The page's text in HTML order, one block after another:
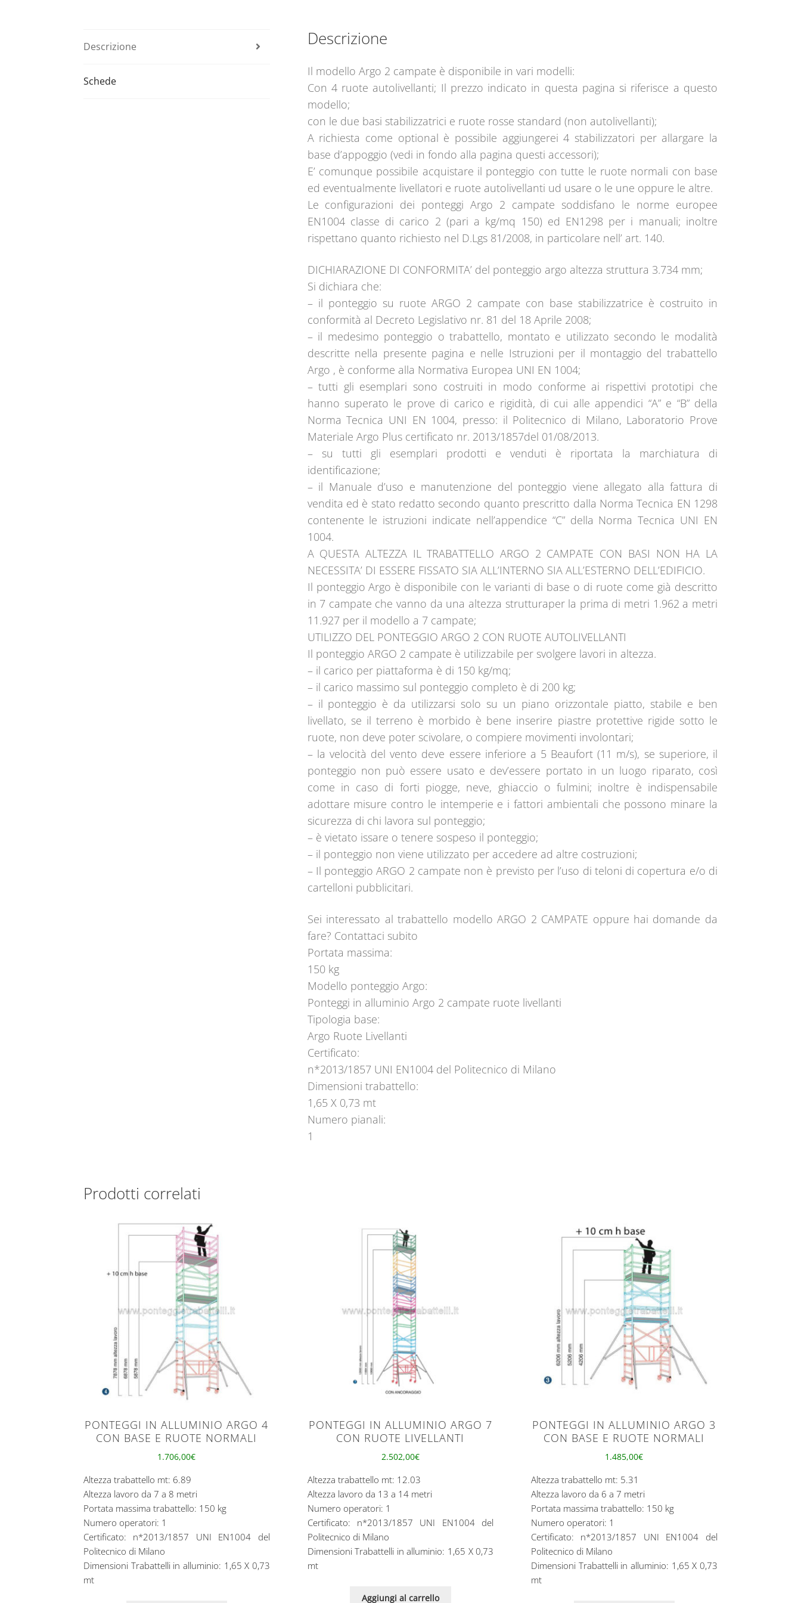
Descrizione
Schede
Descrizione
Il modello Argo 2 campate è disponibile in vari modelli:
Con 4 ruote autolivellanti; Il prezzo indicato in questa pagina si riferisce a questo
modello;
con le due basi stabilizzatrici e ruote rosse standard (non autolivellanti);
A richiesta come optional è possibile aggiungerei 4 stabilizzatori per allargare la
base d’appoggio (vedi in fondo alla pagina questi accessori);
E’ comunque possibile acquistare il ponteggio con tutte le ruote normali con base
ed eventualmente livellatori e ruote autolivellanti ud usare o le une oppure le altre.
Le configurazioni dei ponteggi Argo 2 campate soddisfano le norme europee
EN1004 classe di carico 2 (pari a kg/mq 150) ed EN1298 per i manuali; inoltre
rispettano quanto richiesto nel D.Lgs 81/2008, in particolare nell’ art. 140.
DICHIARAZIONE DI CONFORMITA’ del ponteggio argo altezza struttura 3.734 mm;
Si dichiara che:
– il ponteggio su ruote ARGO 2 campate con base stabilizzatrice è costruito in
conformità al Decreto Legislativo nr. 81 del 18 Aprile 2008;
– il medesimo ponteggio o trabattello, montato e utilizzato secondo le modalità
descritte nella presente pagina e nelle Istruzioni per il montaggio del trabattello
Argo , è conforme alla Normativa Europea UNI EN 1004;
– tutti gli esemplari sono costruiti in modo conforme ai rispettivi prototipi che
hanno superato le prove di carico e rigidità, di cui alle appendici “A” e “B” della
Norma Tecnica UNI EN 1004, presso: il Politecnico di Milano, Laboratorio Prove
Materiale Argo Plus certificato nr. 2013/1857del 01/08/2013.
– su tutti gli esemplari prodotti e venduti è riportata la marchiatura di
identificazione;
– il Manuale d’uso e manutenzione del ponteggio viene allegato alla fattura di
vendita ed è stato redatto secondo quanto prescritto dalla Norma Tecnica EN 1298
contenente le istruzioni indicate nell’appendice “C” della Norma Tecnica UNI EN
1004.
A QUESTA ALTEZZA IL TRABATTELLO ARGO 2 CAMPATE CON BASI NON HA LA
NECESSITA’ DI ESSERE FISSATO SIA ALL’INTERNO SIA ALL’ESTERNO DELL’EDIFICIO.
Il ponteggio Argo è disponibile con le varianti di base o di ruote come già descritto
in 7 campate che vanno da una altezza strutturaper la prima di metri 1.962 a metri
11.927 per il modello a 7 campate;
UTILIZZO DEL PONTEGGIO ARGO 2 CON RUOTE AUTOLIVELLANTI
Il ponteggio ARGO 2 campate è utilizzabile per svolgere lavori in altezza.
– il carico per piattaforma è di 150 kg/mq;
– il carico massimo sul ponteggio completo è di 200 kg;
– il ponteggio è da utilizzarsi solo su un piano orizzontale piatto, stabile e ben
livellato, se il terreno è morbido è bene inserire piastre protettive rigide sotto le
ruote, non deve poter scivolare, o compiere movimenti involontari;
– la velocità del vento deve essere inferiore a 5 Beaufort (11 m/s), se superiore, il
ponteggio non può essere usato e dev’essere portato in un luogo riparato, così
come in caso di forti piogge, neve, ghiaccio o fulmini; inoltre è indispensabile
adottare misure contro le intemperie e i fattori ambientali che possono minare la
sicurezza di chi lavora sul ponteggio;
– è vietato issare o tenere sospeso il ponteggio;
– il ponteggio non viene utilizzato per accedere ad altre costruzioni;
– Il ponteggio ARGO 2 campate non è previsto per l’uso di teloni di copertura e/o di
cartelloni pubblicitari.
Sei interessato al trabattello modello ARGO 2 CAMPATE oppure hai domande da
fare? Contattaci subito
Portata massima:
150 kg
Modello ponteggio Argo:
Ponteggi in alluminio Argo 2 campate ruote livellanti
Tipologia base:
Argo Ruote Livellanti
Certificato:
n*2013/1857 UNI EN1004 del Politecnico di Milano
Dimensioni trabattello:
1,65 X 0,73 mt
Numero pianali:
1
Prodotti correlati
PONTEGGI IN ALLUMINIO ARGO 4
CON BASE E RUOTE NORMALI
1.706,00€
Altezza trabattello mt: 6.89
Altezza lavoro da 7 a 8 metri
Portata massima trabattello: 150 kg
Numero operatori: 1
Certificato: n*2013/1857 UNI EN1004 del
Politecnico di Milano
Dimensioni Trabattelli in alluminio: 1,65 X 0,73
mt
PONTEGGI IN ALLUMINIO ARGO 7
CON RUOTE LIVELLANTI
2.502,00€
Altezza trabattello mt: 12.03
Altezza lavoro da 13 a 14 metri
Numero operatori: 1
Certificato: n*2013/1857 UNI EN1004 del
Politecnico di Milano
Dimensioni Trabattelli in alluminio: 1,65 X 0,73
mt
Aggiungi al carrello
PONTEGGI IN ALLUMINIO ARGO 3
CON BASE E RUOTE NORMALI
1.485,00€
Altezza trabattello mt: 5.31
Altezza lavoro da 6 a 7 metri
Portata massima trabattello: 150 kg
Numero operatori: 1
Certificato: n*2013/1857 UNI EN1004 del
Politecnico di Milano
Dimensioni Trabattelli in alluminio: 1,65 X 0,73
mt